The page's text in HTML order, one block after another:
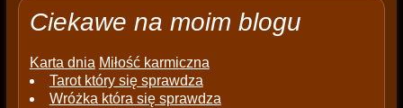
Ciekawe na moim blogu
Karta dnia Miłość karmiczna
Tarot który się sprawdza
Wróżka która się sprawdza